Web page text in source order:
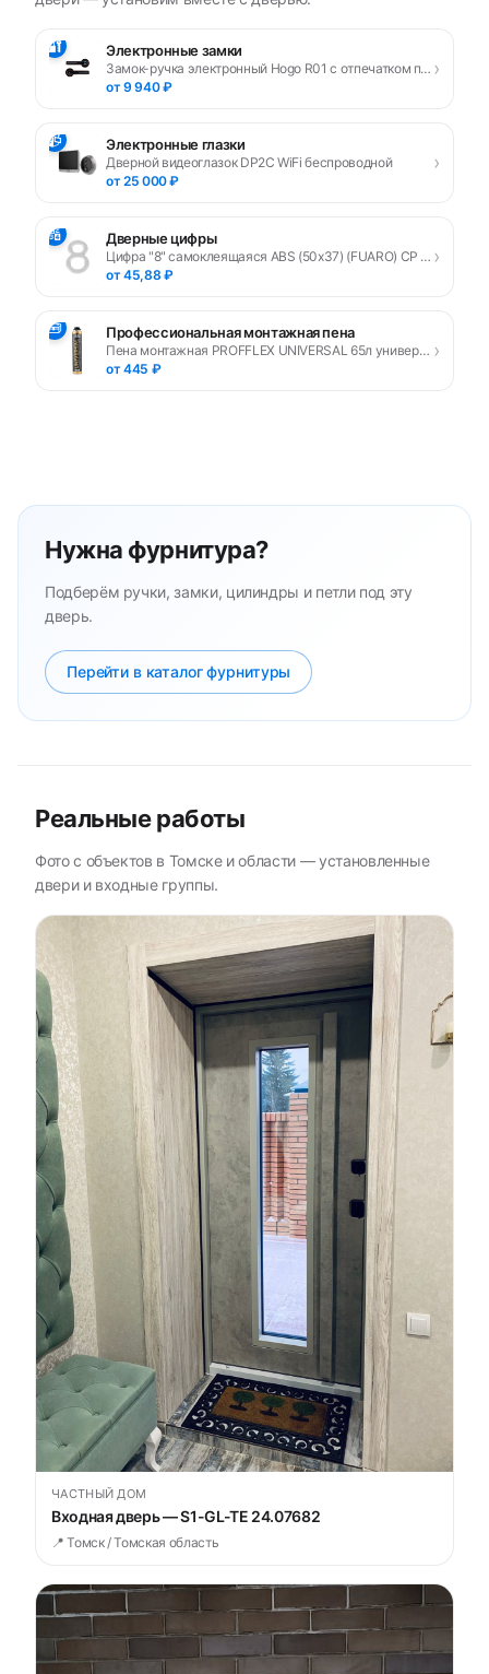
🔐 Электронные замки
Замок-ручка электронный Hogo R01 с отпечатком пальца, черный
от 9 940 ₽
›
📹 Электронные глазки
Дверной видеоглазок DP2C WiFi беспроводной
от 25 000 ₽
›
🔢 Дверные цифры
Цифра "8" самоклеящаяся ABS (50х37) (FUARO) CP хром
от 45,88 ₽
›
🧰 Профессиональная монтажная пена
Пена монтажная PROFFLEX UNIVERSAL 65л универсальная
от 445 ₽
›
Нужна фурнитура?
Подберём ручки, замки, цилиндры и петли под эту
дверь.
Перейти в каталог фурнитуры
Реальные работы
Фото с объектов в Томске и области — установленные
двери и входные группы.
ЧАСТНЫЙ ДОМ
Входная дверь — S1-GL-TE 24.07682
📍 Томск / Томская область